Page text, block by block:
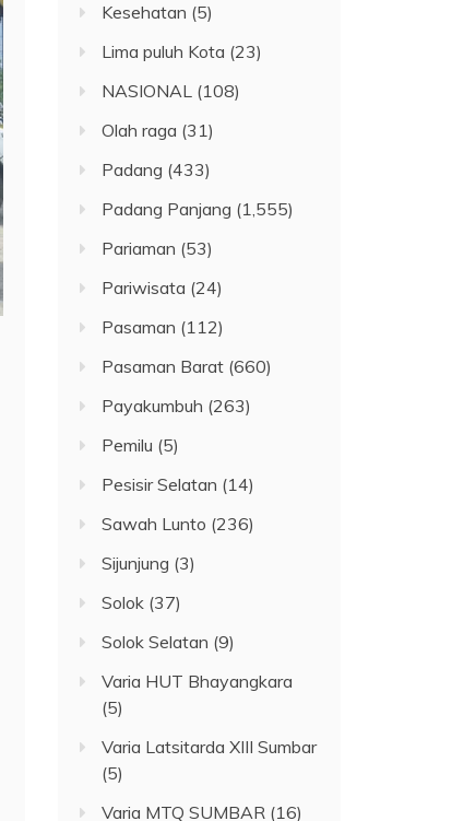
Kesehatan (5)
Lima puluh Kota (23)
NASIONAL (108)
Olah raga (31)
Padang (433)
Padang Panjang (1,555)
Pariaman (53)
Pariwisata (24)
Pasaman (112)
Pasaman Barat (660)
Payakumbuh (263)
Pemilu (5)
Pesisir Selatan (14)
Sawah Lunto (236)
Sijunjung (3)
Solok (37)
Solok Selatan (9)
Varia HUT Bhayangkara
(5)
Varia Latsitarda XIII Sumbar
(5)
Varia MTQ SUMBAR (16)